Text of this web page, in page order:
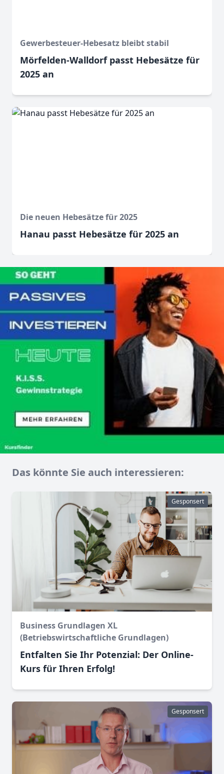
Gewerbesteuer-Hebesatz bleibt stabil
Mörfelden-Walldorf passt Hebesätze für
2025 an
Die neuen Hebesätze für 2025
Hanau passt Hebesätze für 2025 an
Das könnte Sie auch interessieren:
Gesponsert
Business Grundlagen XL
(Betriebswirtschaftliche Grundlagen)
Entfalten Sie Ihr Potenzial: Der Online-
Kurs für Ihren Erfolg!
Gesponsert